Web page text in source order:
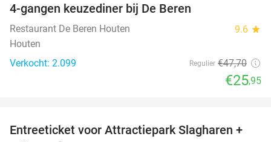
4-gangen keuzediner bij De Beren
Restaurant De Beren Houten 9.6 star
Houten
Verkocht: 2.099
Regulier €47,70
€25,95
41%
Entreeticket voor Attractiepark Slagharen +